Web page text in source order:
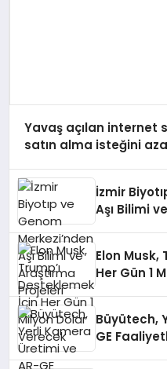
Yavaş açılan internet
satın alma isteğini
İzmir
Aşı Bilimi
Elon Musk,
Her Gün 1
Büyütech,
GE